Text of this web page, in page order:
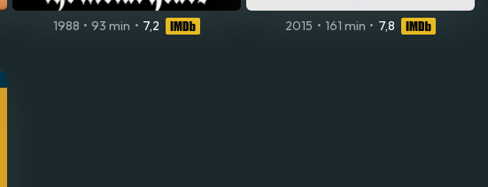
1988 • 93 min • 7,2 2015 • 161 min • 7,8